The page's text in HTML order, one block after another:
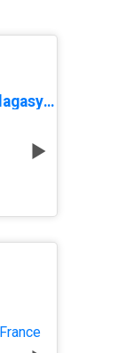
Radio Kristiana Malagasy (RKM)
France